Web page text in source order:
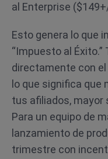
al Enterprise
Esto genera lo que
“Impuesto al
directamente con
lo que significa
tus afiliados, mayor
Para un equipo de
lanzamiento de
trimestre con